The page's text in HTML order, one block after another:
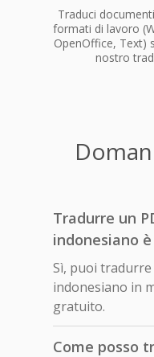
Traduci
formati di lavoro
OpenOffice, Text)
nostro
Tradurre un
indonesiano
Sì, puoi
indonesiano in
gratuito.
Come posso